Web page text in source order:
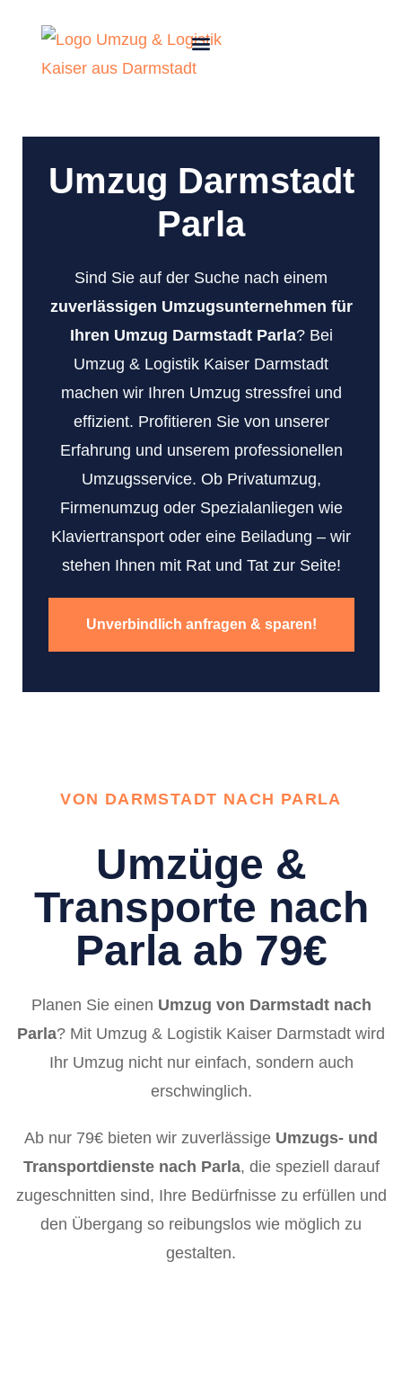
Umzug Darmstadt
Parla
Sind Sie auf der Suche nach einem
zuverlässigen Umzugsunternehmen für
Ihren Umzug Darmstadt Parla? Bei
Umzug & Logistik Kaiser Darmstadt
machen wir Ihren Umzug stressfrei und
effizient. Profitieren Sie von unserer
Erfahrung und unserem professionellen
Umzugsservice. Ob Privatumzug,
Firmenumzug oder Spezialanliegen wie
Klaviertransport oder eine Beiladung – wir
stehen Ihnen mit Rat und Tat zur Seite!
Unverbindlich anfragen & sparen!
VON DARMSTADT NACH PARLA
Umzüge &
Transporte nach
Parla ab 79€
Planen Sie einen Umzug von Darmstadt nach
Parla? Mit Umzug & Logistik Kaiser Darmstadt wird
Ihr Umzug nicht nur einfach, sondern auch
erschwinglich.
Ab nur 79€ bieten wir zuverlässige Umzugs- und
Transportdienste nach Parla, die speziell darauf
zugeschnitten sind, Ihre Bedürfnisse zu erfüllen und
den Übergang so reibungslos wie möglich zu
gestalten.